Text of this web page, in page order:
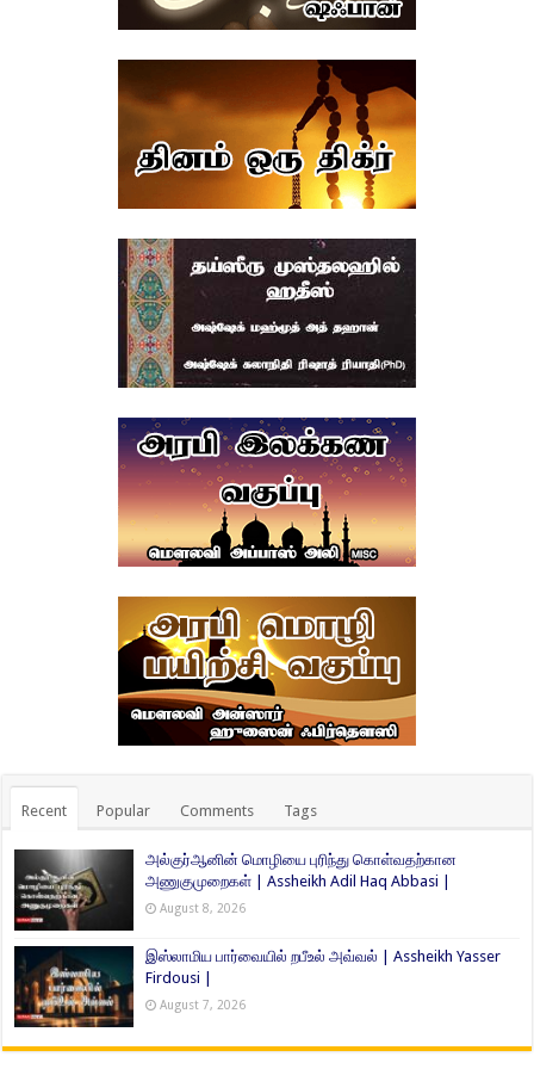
Recent Popular Comments Tags
அல்குர்ஆனின் மொழியை புரிந்து கொள்வதற்கான
அணுகுமுறைகள் | Assheikh Adil Haq Abbasi |
August 8, 2026
இஸ்லாமிய பார்வையில் றபீஉல் அவ்வல் | Assheikh Yasser
Firdousi |
August 7, 2026